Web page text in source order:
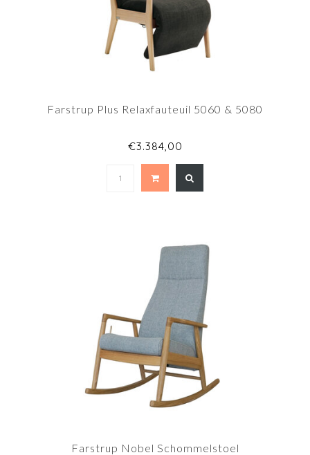
Farstrup Plus Relaxfauteuil 5060 & 5080
€3.384,00
Farstrup Nobel Schommelstoel